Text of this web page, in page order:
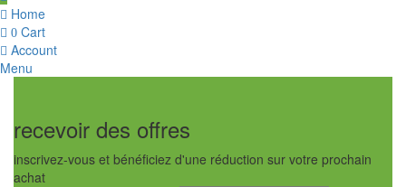
quantity
Home
0 Cart
Account
Menu
recevoir des offres
inscrivez-vous et bénéficiez d'une réduction sur votre prochain
achat